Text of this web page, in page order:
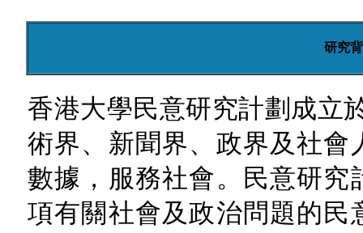
研究
香港大學民意研究計劃成立
術界、新聞界、政界及社會
數據，服務社會。民意研究
項有關社會及政治問題的民